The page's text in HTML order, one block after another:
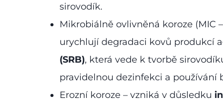
sirovodík.
Mikrobiálně ovlivněná koroze (MIC
urychlují degradaci kovů produkcí
(SRB), která vede k tvorbě
pravidelnou dezinfekci a používání
Erozní koroze – vzniká v důsledku